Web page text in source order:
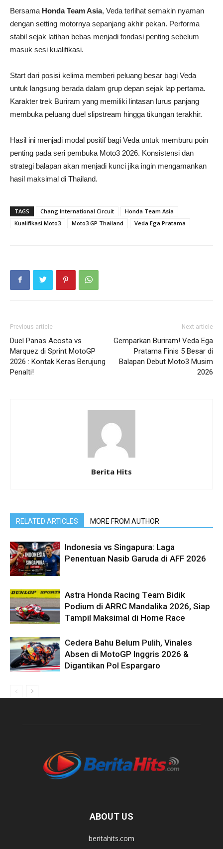
Bersama Honda Team Asia, Veda terlihat semakin nyaman
dengan setting motornya sepanjang akhir pekan. Performa
stabil sejak latihan bebas menjadi fondasi penting sebelum
masuk sesi kualifikasi.
Start dari posisi kelima memberi peluang besar bagi Veda
untuk langsung berada dalam grup depan sejak lap pertama.
Karakter trek Buriram yang memiliki lintasan lurus panjang
membuka peluang duel slipstream hingga tikungan terakhir.
Hasil ini menjadi modal positif bagi Veda untuk memburu poin
penting pada seri pembuka Moto3 2026. Konsistensi dan
strategi balapan akan menjadi kunci jika ingin mengamankan
hasil maksimal di Thailand.
TAGS Chang International Circuit
Honda Team Asia
Kualifikasi Moto3
Moto3 GP Thailand Veda Ega Pratama
Previous article
Duel Panas Acosta vs
Marquez di Sprint MotoGP
2026 : Kontak Keras Berujung
Penalti!
Next article
Gemparkan Buriram! Veda Ega
Pratama Finis 5 Besar di
Balapan Debut Moto3 Musim
2026
Berita Hits
RELATED ARTICLES MORE FROM AUTHOR
Indonesia vs Singapura: Laga
Penentuan Nasib Garuda di AFF 2026
Astra Honda Racing Team Bidik
Podium di ARRC Mandalika 2026, Siap
Tampil Maksimal di Home Race
Cedera Bahu Belum Pulih, Vinales
Absen di MotoGP Inggris 2026 &
Digantikan Pol Espargaro
ABOUT US
beritahits.com